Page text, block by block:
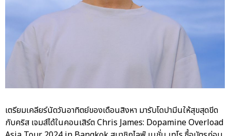
เตรียมเคลียร์นัดวันอาทิตย์ของเดือนสิงหา มารับโดปามีนให้สุขสุดขีด
กับคริส เจมส์ได้ในคอนเสิร์ต Chris James: Dopamine Overload